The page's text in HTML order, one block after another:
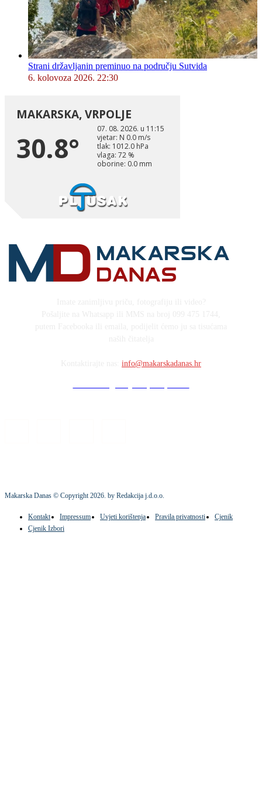
Strani državljanin preminuo na području Sutvida
6. kolovoza 2026. 22:30
info@makarskadanas.hr
Makarska Danas © Copyright2026. by Redakcija j.d.o.o.
Kontakt Impressum Uvjeti korištenja Pravila privatnosti
Cjenik
Cjenik Izbori